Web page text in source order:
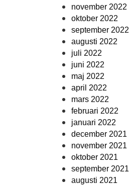
november 2022
oktober 2022
september 2022
augusti 2022
juli 2022
juni 2022
maj 2022
april 2022
mars 2022
februari 2022
januari 2022
december 2021
november 2021
oktober 2021
september 2021
augusti 2021